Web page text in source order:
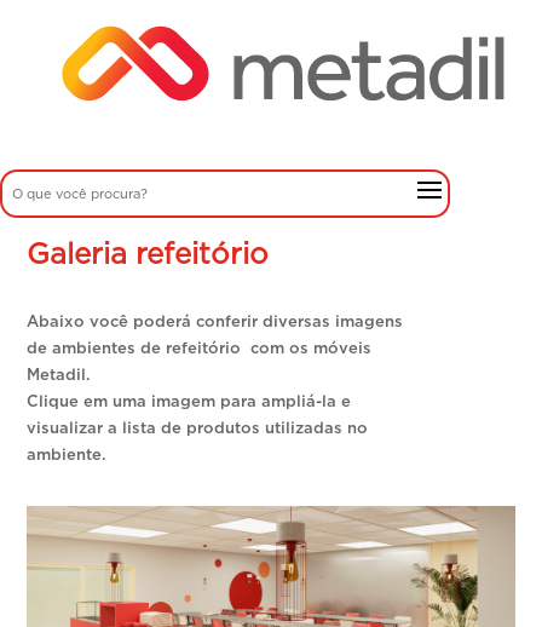
Galeria refeitório
Abaixo você poderá conferir diversas imagens
de ambientes de refeitório com os móveis
Metadil.
Clique em uma imagem para ampliá-la e
visualizar a lista de produtos utilizadas no
ambiente.
Imagem 01